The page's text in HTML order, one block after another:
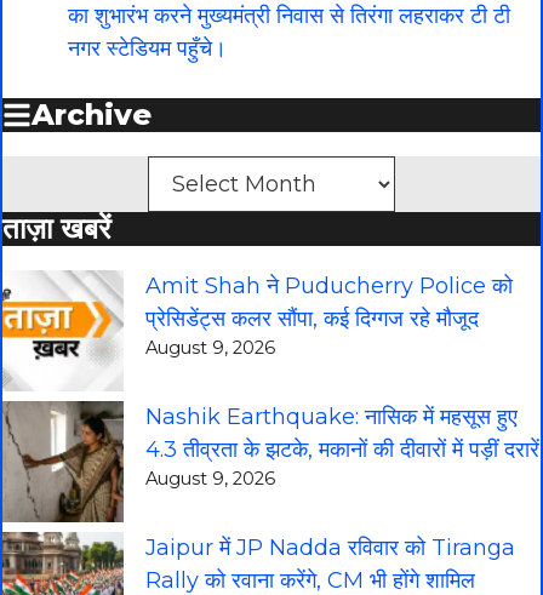
का शुभारंभ करने मुख्यमंत्री निवास से तिरंगा लहराकर टी टी
नगर स्टेडियम पहुँचे।
Archive
ताज़ा खबरें
Amit Shah ने Puducherry Police को
प्रेसिडेंट्स कलर सौंपा, कई दिग्गज रहे मौजूद
August 9, 2026
Nashik Earthquake: नासिक में महसूस हुए
4.3 तीव्रता के झटके, मकानों की दीवारों में पड़ीं दरारें
August 9, 2026
Jaipur में JP Nadda रविवार को Tiranga
Rally को रवाना करेंगे, CM भी होंगे शामिल